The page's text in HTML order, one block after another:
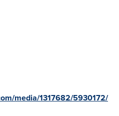
media/1317682/5930172/